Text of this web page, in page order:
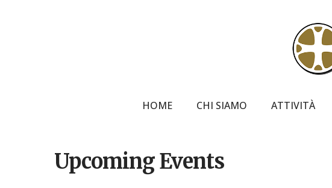
Hit enter to search or ESC to close
HOME CHI SIAMO ATTIVITÀ
Upcoming Events